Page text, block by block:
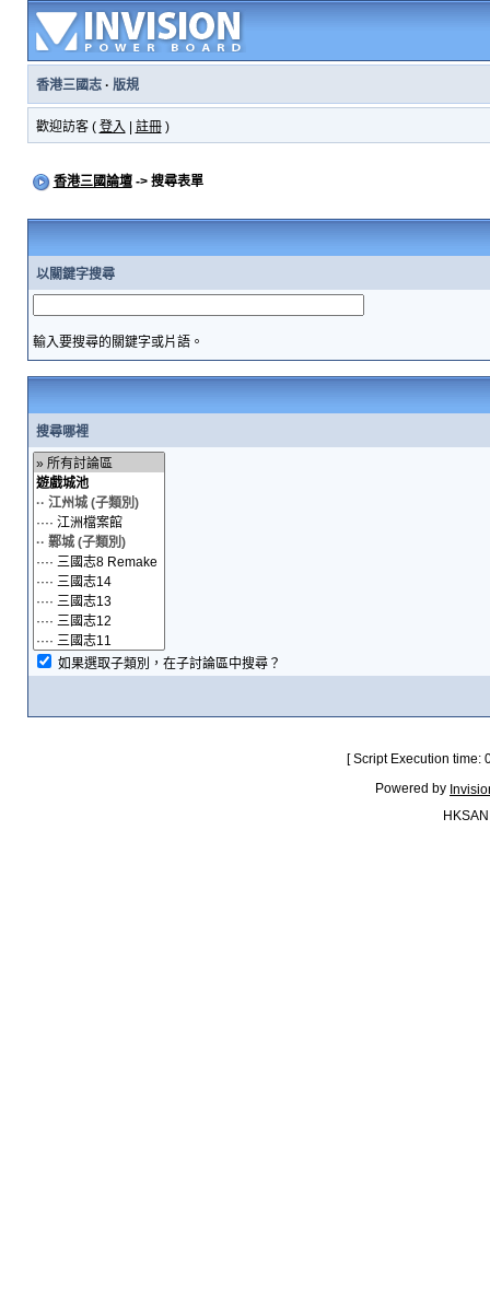
香港三國志· 版規
歡迎訪客 ( 登入 註冊)
香港三國論壇-> 搜尋表單
以關鍵字搜尋
輸入要搜尋的關鍵字或片語。
搜尋哪裡
如果選取子類別，在子討論區中搜尋？
[ Script Execution
Powered by